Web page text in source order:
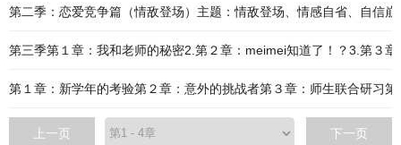
第二季：恋爱竞争篇（情敌登场）主题：情敌登场、情感自省、自信
第三季第１章：我和老师的秘密2.第２章：meimei知道了！？3.第３
第１章：新学年的考验第２章：意外的挑战者第３章：师生联合研习
上一页 下一页